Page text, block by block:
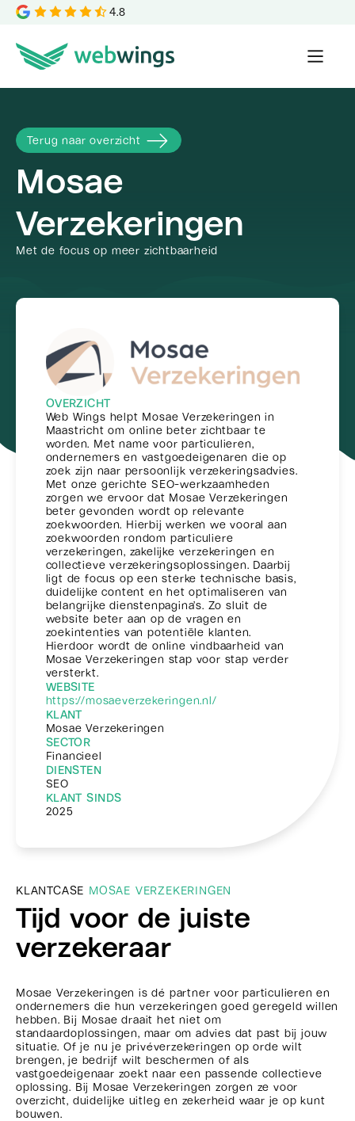
4.8
Terug naar overzicht
Mosae
Verzekeringen
Met de focus op meer zichtbaarheid
OVERZICHT
Web Wings helpt Mosae Verzekeringen in
Maastricht om online beter zichtbaar te
worden. Met name voor particulieren,
ondernemers en vastgoedeigenaren die op
zoek zijn naar persoonlijk verzekeringsadvies.
Met onze gerichte SEO-werkzaamheden
zorgen we ervoor dat Mosae Verzekeringen
beter gevonden wordt op relevante
zoekwoorden. Hierbij werken we vooral aan
zoekwoorden rondom particuliere
verzekeringen, zakelijke verzekeringen en
collectieve verzekeringsoplossingen. Daarbij
ligt de focus op een sterke technische basis,
duidelijke content en het optimaliseren van
belangrijke dienstenpagina’s. Zo sluit de
website beter aan op de vragen en
zoekintenties van potentiële klanten.
Hierdoor wordt de online vindbaarheid van
Mosae Verzekeringen stap voor stap verder
versterkt.
WEBSITE
https://mosaeverzekeringen.nl/
KLANT
Mosae Verzekeringen
SECTOR
Financieel
DIENSTEN
SEO
KLANT SINDS
2025
KLANTCASE MOSAE VERZEKERINGEN
Tijd voor de juiste
verzekeraar
Mosae Verzekeringen is dé partner voor particulieren en
ondernemers die hun verzekeringen goed geregeld willen
hebben. Bij Mosae draait het niet om
standaardoplossingen, maar om advies dat past bij jouw
situatie. Of je nu je privéverzekeringen op orde wilt
brengen, je bedrijf wilt beschermen of als
vastgoedeigenaar zoekt naar een passende collectieve
oplossing. Bij Mosae Verzekeringen zorgen ze voor
overzicht, duidelijke uitleg en zekerheid waar je op kunt
bouwen.